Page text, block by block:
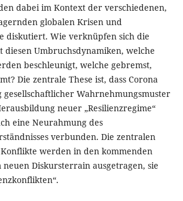
dabei im Kontext der verschiedenen,
globalen Krisen und
diskutiert. Wie verknüpfen sich die
diesen Umbruchsdynamiken, welche
beschleunigt, welche gebremst,
Die zentrale These ist, dass Corona
gesellschaftlicher Wahrnehmungsmuster
neuer „Resilienzregime“
eine Neurahmung des
verbunden. Die zentralen
werden in den kommenden
neuen Diskursterrain ausgetragen, sie